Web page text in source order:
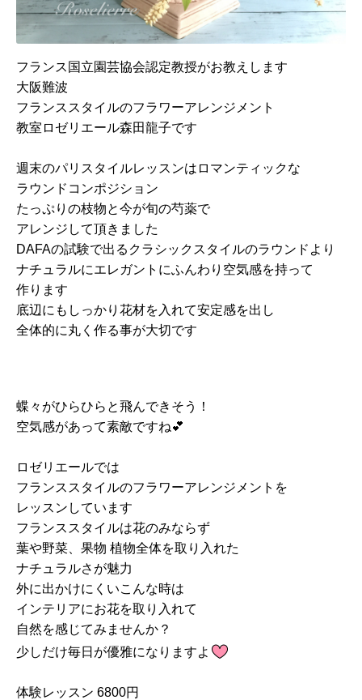
フランス国立園芸協会認定教授がお教えします
大阪難波
フランススタイルのフラワーアレンジメント
教室ロゼリエール森田龍子です
週末のパリスタイルレッスンはロマンティックな
ラウンドコンポジション
たっぷりの枝物と今が旬の芍薬で
アレンジして頂きました
DAFAの試験で出るクラシックスタイルのラウンドより
ナチュラルにエレガントにふんわり空気感を持って
作ります
底辺にもしっかり花材を入れて安定感を出し
全体的に丸く作る事が大切です
蝶々がひらひらと飛んできそう！
空気感があって素敵ですね💕
ロゼリエールでは
フランススタイルのフラワーアレンジメントを
レッスンしています
フランススタイルは花のみならず
葉や野菜、果物 植物全体を取り入れた
ナチュラルさが魅力
外に出かけにくいこんな時は
インテリアにお花を取り入れて
自然を感じてみませんか？
少しだけ毎日が優雅になりますよ
体験レッスン 6800円